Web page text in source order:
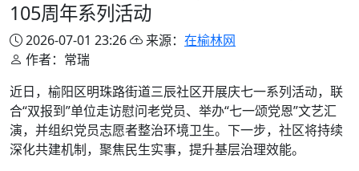
105周年系列活动
2026-07-01 23:26 来源： 在榆林网
作者：常瑞
近日，榆阳区明珠路街道三辰社区开展庆七一系列活动，联
合“双报到”单位走访慰问老党员、举办“七一颂党恩”文艺汇
演，并组织党员志愿者整治环境卫生。下一步，社区将持续
深化共建机制，聚焦民生实事，提升基层治理效能。